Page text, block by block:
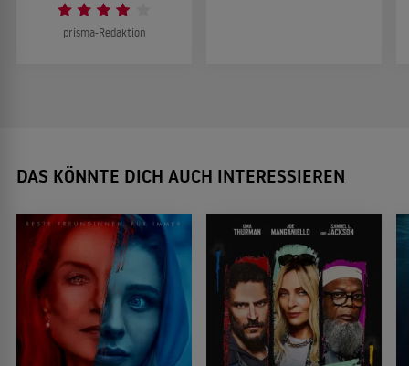
prisma-Redaktion
DAS KÖNNTE DICH AUCH INTERESSIEREN